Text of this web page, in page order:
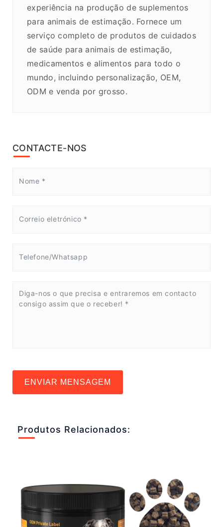
experiência na produção de suplementos
para animais de estimação. Fornece um
serviço completo de produtos de cuidados
de saúde para animais de estimação,
medicamentos e alimentos para todo o
mundo, incluindo personalização, OEM,
ODM e venda por grosso.
CONTACTE-NOS
ENVIAR MENSAGEM
Produtos Relacionados: